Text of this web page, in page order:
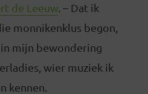
de Leeuw. – Dat ik
monnikenklus begon,
mijn bewondering
wier muziek ik
kennen.